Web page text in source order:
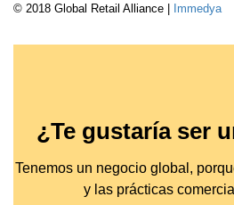
© 2018 Global Retail Alliance | Immedya
¿Te gustaría ser
Tenemos un negocio global,
y las prácticas